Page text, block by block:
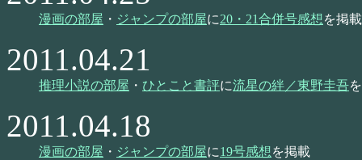
漫画の部屋 ・ ジャンプの部屋に20・21合併号感想を掲載
2011.04.21
推理小説の部屋 ・ ひとこと書評に流星の絆／東野圭吾
2011.04.18
漫画の部屋 ・ ジャンプの部屋に19号感想を掲載